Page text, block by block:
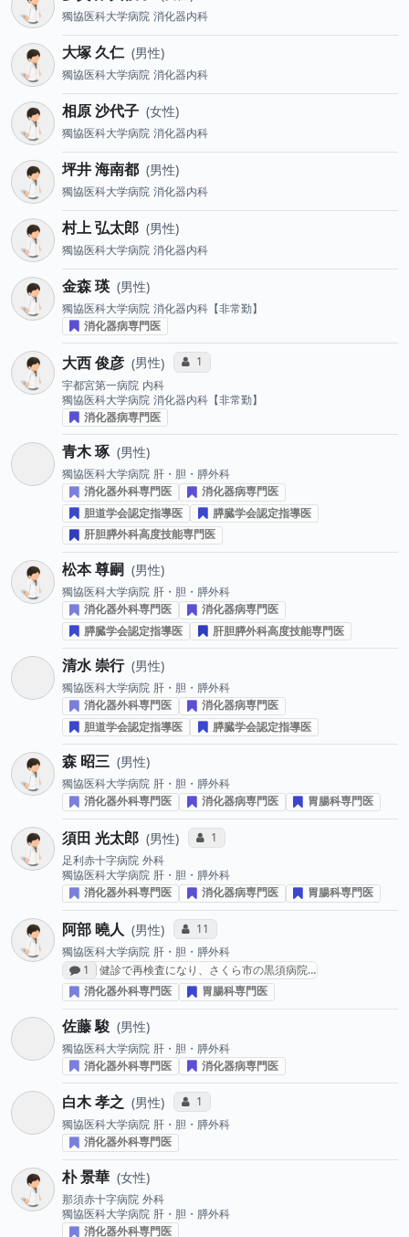
獨協医科大学病院 消化器内科
大塚 久仁 男性
獨協医科大学病院 消化器内科
相原 沙代子 女性
獨協医科大学病院 消化器内科
坪井 海南都 男性
獨協医科大学病院 消化器内科
村上 弘太郎 男性
獨協医科大学病院 消化器内科
金森 瑛 男性
獨協医科大学病院 消化器内科【非常勤】
消化器病専門医
大西 俊彦 男性 コミュニケーション・タイプ投票数
1
宇都宮第一病院 内科
獨協医科大学病院 消化器内科【非常勤】
消化器病専門医
青木 琢 男性
獨協医科大学病院 肝・胆・膵外科
消化器外科専門医
消化器病専門医
胆道学会認定指導医
膵臓学会認定指導医
肝胆膵外科高度技能専門医
松本 尊嗣 男性
獨協医科大学病院 肝・胆・膵外科
消化器外科専門医
消化器病専門医
膵臓学会認定指導医
肝胆膵外科高度技能専門医
清水 崇行 男性
獨協医科大学病院 肝・胆・膵外科
消化器外科専門医
消化器病専門医
胆道学会認定指導医
膵臓学会認定指導医
森 昭三 男性
獨協医科大学病院 肝・胆・膵外科
消化器外科専門医
消化器病専門医 胃腸科専門医
須田 光太郎 男性 コミュニケーション・タイプ投票数
1
足利赤十字病院 外科
獨協医科大学病院 肝・胆・膵外科
消化器外科専門医
消化器病専門医 胃腸科専門医
阿部 曉人 男性 コミュニケーション・タイプ投票数
11
獨協医科大学病院 肝・胆・膵外科
感想投稿数
1
健診で再検査になり、さくら市の黒須病院…
消化器外科専門医
胃腸科専門医
佐藤 駿 男性
獨協医科大学病院 肝・胆・膵外科
消化器外科専門医
消化器病専門医
白木 孝之 男性 コミュニケーション・タイプ投票数
1
獨協医科大学病院 肝・胆・膵外科
消化器外科専門医
朴 景華 女性
那須赤十字病院 外科
獨協医科大学病院 肝・胆・膵外科
消化器外科専門医